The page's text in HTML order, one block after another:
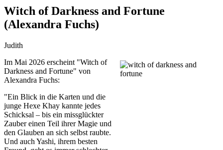
Witch of Darkness and Fortune
(Alexandra Fuchs)
Judith
Im Mai 2026 erscheint "Witch of
Darkness and Fortune" von
Alexandra Fuchs:
"Ein Blick in die Karten und die
junge Hexe Khay kannte jedes
Schicksal – bis ein missglückter
Zauber einen Teil ihrer Magie und
den Glauben an sich selbst raubte.
Und auch Yashi, ihrem besten